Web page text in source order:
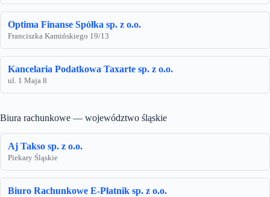
Optima Finanse Spółka sp. z o.o.
Franciszka Kamińskiego 19/13
Kancelaria Podatkowa Taxarte sp. z o.o.
ul. 1 Maja 8
Biura rachunkowe — województwo śląskie
Aj Takso sp. z o.o.
Piekary Śląskie
Biuro Rachunkowe E-Płatnik sp. z o.o.